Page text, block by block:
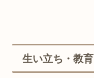
生い立ち・教育